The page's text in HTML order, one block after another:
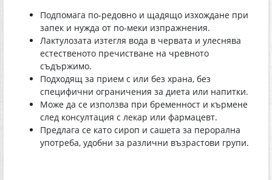
Подпомага по-редовно и щадящо изхождане при
запек и нужда от по-меки изпражнения.
Лактулозата изтегля вода в червата и улеснява
естественото пречистване на чревното
съдържимо.
Подходящ за прием с или без храна, без
специфични ограничения за диета или напитки.
Може да се използва при бременност и кърмене
след консултация с лекар или фармацевт.
Предлага се като сироп и сашета за перорална
употреба, удобни за различни възрастови групи.